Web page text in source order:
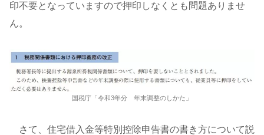
印不要となっていますので押印しなくとも問題ありませ
ん。
国税庁「令和3年分 年末調整のしかた」
さて、住宅借入金等特別控除申告書の書き方について説